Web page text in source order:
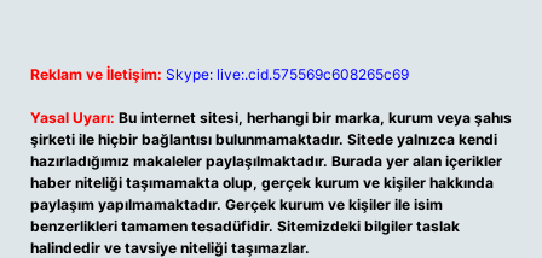
Reklam ve İletişim: Skype: live:.cid.575569c608265c69
Yasal Uyarı: Bu internet sitesi, herhangi bir marka, kurum veya şahıs
şirketi ile hiçbir bağlantısı bulunmamaktadır. Sitede yalnızca kendi
hazırladığımız makaleler paylaşılmaktadır. Burada yer alan içerikler
haber niteliği taşımamakta olup, gerçek kurum ve kişiler hakkında
paylaşım yapılmamaktadır. Gerçek kurum ve kişiler ile isim
benzerlikleri tamamen tesadüfidir. Sitemizdeki bilgiler taslak
halindedir ve tavsiye niteliği taşımazlar.